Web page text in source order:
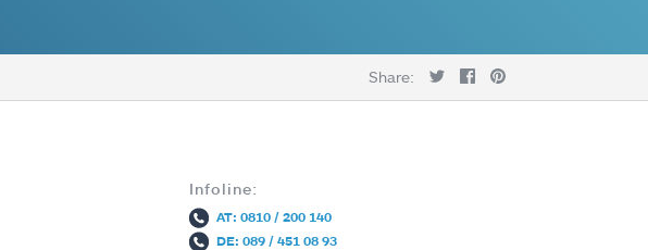
Share:
Infoline:
AT: 0810 / 200 140
DE: 089 / 451 08 93